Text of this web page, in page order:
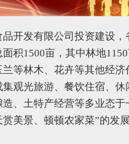
开发有限公司投资建设
积1500亩，其中林地
等林木、花卉等其他经
观光旅游、餐饮住宿、
、土特产经营等多业态
美景、顿顿农家菜”的发展